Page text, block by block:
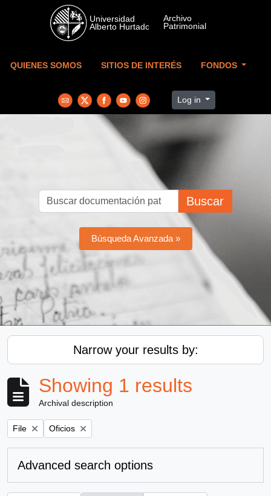
Skip to main content
QUIENES SOMOS SITIOS DE INTERÉS FONDOS
Log in
Buscar
Búsqueda Avanzada »
Narrow your results by:
Showing 1 results
Archival description
Remove filter:
File Remove filter:
Oficios
Advanced search options